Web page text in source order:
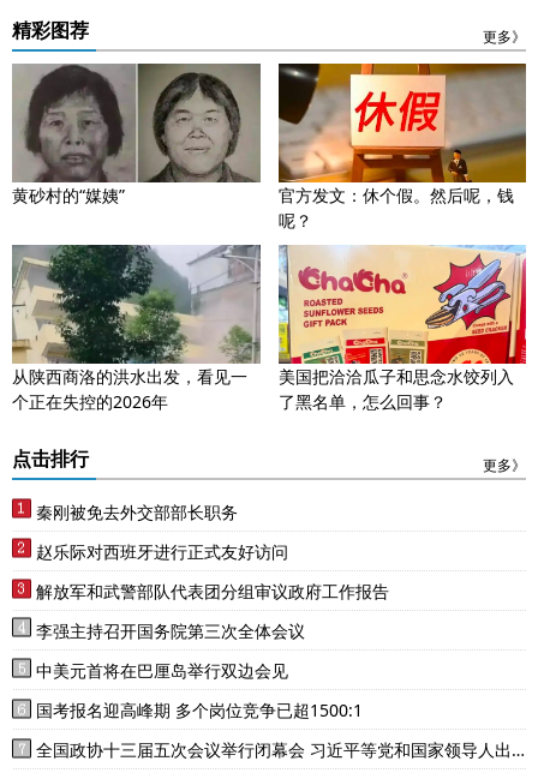
精彩图荐 更多》
黄砂村的“媒姨”
官方发文：休个假。然后呢，钱
呢？
从陕西商洛的洪水出发，看见一
个正在失控的2026年
美国把洽洽瓜子和思念水饺列入
了黑名单，怎么回事？
点击排行 更多》
秦刚被免去外交部部长职务
赵乐际对西班牙进行正式友好访问
解放军和武警部队代表团分组审议政府工作报告
李强主持召开国务院第三次全体会议
中美元首将在巴厘岛举行双边会见
国考报名迎高峰期 多个岗位竞争已超1500:1
全国政协十三届五次会议举行闭幕会 习近平等党和国家领导人出